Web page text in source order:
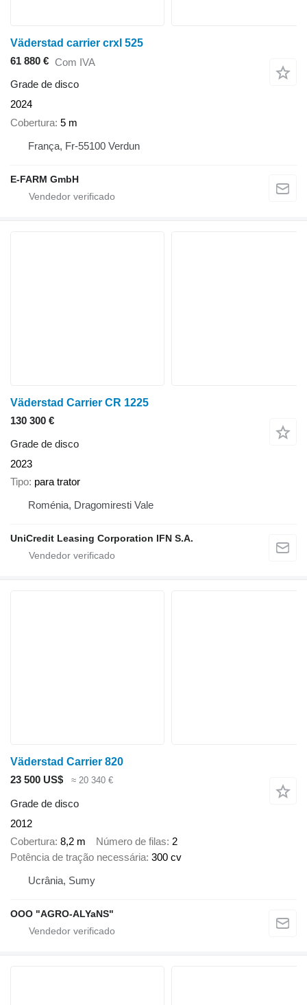
Väderstad carrier crxl 525
61 880 € Com IVA
Grade de disco
2024
Cobertura 5 m
França, Fr-55100 Verdun
E-FARM GmbH
Väderstad Carrier CR 1225
130 300 €
Grade de disco
2023
Tipo para trator
Roménia, Dragomiresti Vale
UniCredit Leasing Corporation IFN S.A.
Väderstad Carrier 820
23 500 US$
≈ 20 340 €
Grade de disco
2012
Cobertura 8,2 m Número de filas 2
Potência de tração necessária 300 cv
Ucrânia, Sumy
OOO "AGRO-ALYaNS"